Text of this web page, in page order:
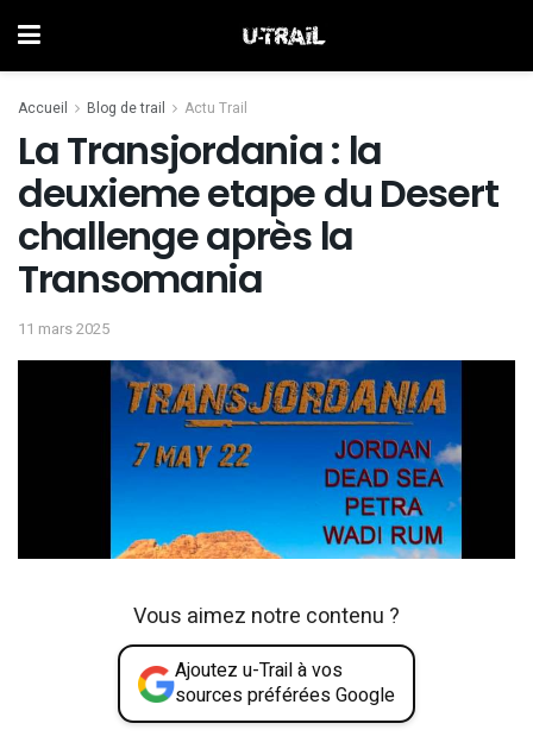
Accueil Blog de trail Actu Trail
La Transjordania : la
deuxieme etape du Desert
challenge après la
Transomania
11 mars 2025
Vous aimez notre contenu ?
Ajoutez u-Trail à vos
sources préférées Google